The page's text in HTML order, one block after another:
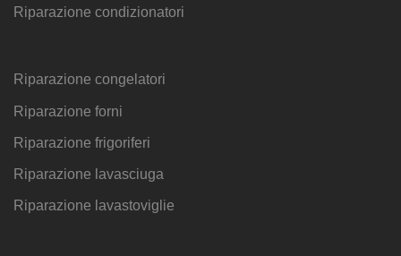
Riparazione condizionatori
Riparazione congelatori
Riparazione forni
Riparazione frigoriferi
Riparazione lavasciuga
Riparazione lavastoviglie